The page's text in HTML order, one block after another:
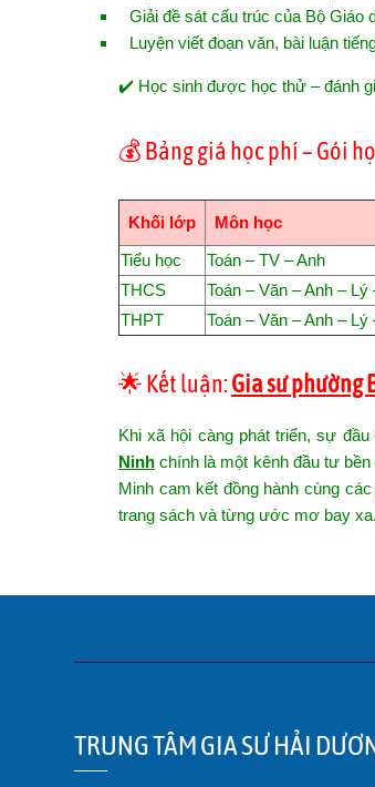
Giải đề sát cấu trúc của Bộ Giáo
Luyện viết đoạn văn, bài luận
✔️ Học sinh được học thử – đánh
💰 Bảng giá học phí – Gói
Khối lớp Môn học
Tiểu học
Toán – TV – Anh
THCS
Toán – Văn – Anh – Lý
THPT
Toán – Văn – Anh – Lý
🌟 Kết luận:Gia sư phường
Khi xã hội càng phát triển, sự
Ninh chính là một kênh đầu tư
Minh cam kết đồng hành cùng các
trang sách và từng ước mơ bay xa.
TRUNG TÂM GIA SƯ HẢI